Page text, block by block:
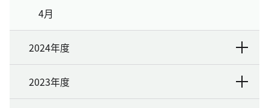
4月
2024年度
2023年度